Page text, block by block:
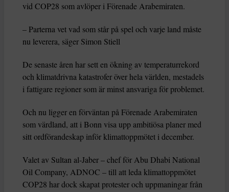
vid COP28 som avlöper i Förenade Arabemiraten.
– Parterna vet vad som står på spel och varje land måste
nu leverera, säger Simon Stiell
De senaste åren har sett en ökning av temperaturrekord
och klimatdrivna katastrofer över hela världen, mestadels
i fattigare regioner som är minst ansvariga för problemet.
Och nu ligger en förväntan på Förenade Arabemiraten
som värdland, att i Bonn visa upp ambitiösa planer med
sitt ordförandeskap inför klimattoppmötet i december.
Valet av Sultan al-Jaber – chef för Abu Dhabi National
Oil Company, ADNOC – till att leda klimattoppmötet
COP28 har dock skapat protester och uppmaningar från